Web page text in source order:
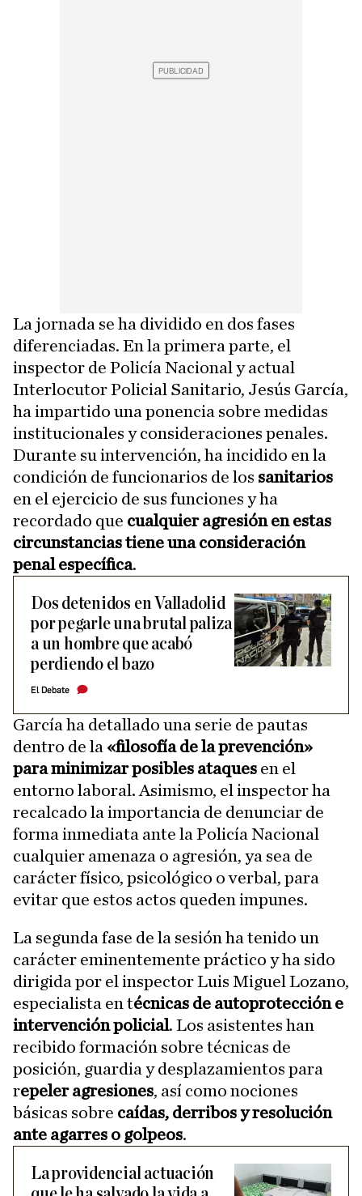
La jornada se ha dividido en dos fases
diferenciadas. En la primera parte, el
inspector de Policía Nacional y actual
Interlocutor Policial Sanitario, Jesús García,
ha impartido una ponencia sobre medidas
institucionales y consideraciones penales.
Durante su intervención, ha incidido en la
condición de funcionarios de los sanitarios
en el ejercicio de sus funciones y ha
recordado que cualquier agresión en estas
circunstancias tiene una consideración
penal específica.
Dos detenidos en Valladolid
por pegarle una brutal paliza
a un hombre que acabó
perdiendo el bazo
El Debate
García ha detallado una serie de pautas
dentro de la «filosofía de la prevención»
para minimizar posibles ataques en el
entorno laboral. Asimismo, el inspector ha
recalcado la importancia de denunciar de
forma inmediata ante la Policía Nacional
cualquier amenaza o agresión, ya sea de
carácter físico, psicológico o verbal, para
evitar que estos actos queden impunes.
La segunda fase de la sesión ha tenido un
carácter eminentemente práctico y ha sido
dirigida por el inspector Luis Miguel Lozano,
especialista en técnicas de autoprotección e
intervención policial. Los asistentes han
recibido formación sobre técnicas de
posición, guardia y desplazamientos para
repeler agresiones, así como nociones
básicas sobre caídas, derribos y resolución
ante agarres o golpeos.
La providencial actuación